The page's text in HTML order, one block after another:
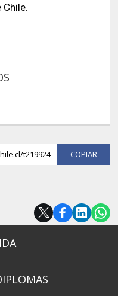
Chile.
t219924